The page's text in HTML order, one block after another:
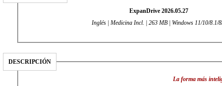
ExpanDrive 2026.05.27
Inglés | Medicina Incl. | 263 MB | Windows 11/10/8.1/
DESCRIPCIÓN
La forma más